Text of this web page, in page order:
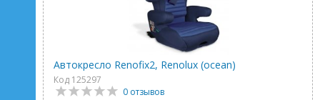
Автокресло Renofix2, Renolux (оcean)
Код 125297
0 отзывов